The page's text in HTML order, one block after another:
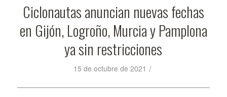
Ciclonautas anuncian nuevas fechas
en Gijón, Logroño, Murcia y Pamplona
ya sin restricciones
15 de octubre de 2021 /